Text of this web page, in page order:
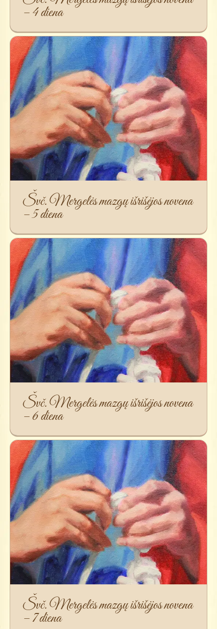
– 4 diena
Švč. Mergelės mazgų išrišėjos novena
– 5 diena
Švč. Mergelės mazgų išrišėjos novena
– 5 diena
Švč. Mergelės mazgų išrišėjos novena
– 6 diena
Švč. Mergelės mazgų išrišėjos novena
– 6 diena
Švč. Mergelės mazgų išrišėjos novena
– 7 diena
Švč. Mergelės mazgų išrišėjos novena
– 7 diena